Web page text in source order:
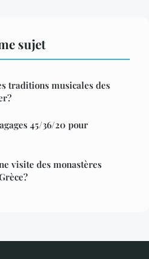
sujet
traditions musicales des
45/36/20 pour
visite des monastères